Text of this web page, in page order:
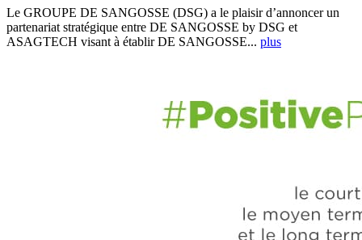
Le GROUPE DE SANGOSSE (DSG) a le plaisir d’annoncer un
partenariat stratégique entre DE SANGOSSE by DSG et
ASAGTECH visant à établir DE SANGOSSE... plus